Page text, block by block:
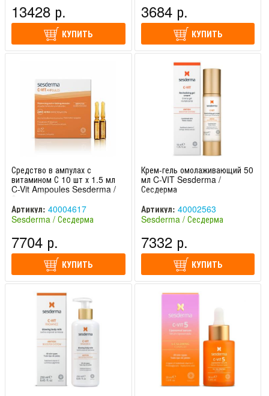
13428 р.
КУПИТЬ
3684 р.
КУПИТЬ
Средство в ампулах с
витамином С 10 шт х 1.5 мл
C-Vit Ampoules Sesderma /
Сесдерма
Артикул: 40004617
Sesderma / Сесдерма
7704 р.
КУПИТЬ
Крем-гель омолаживающий 50
мл C-VIT Sesderma /
Сесдерма
Артикул: 40002563
Sesderma / Сесдерма
7332 р.
КУПИТЬ